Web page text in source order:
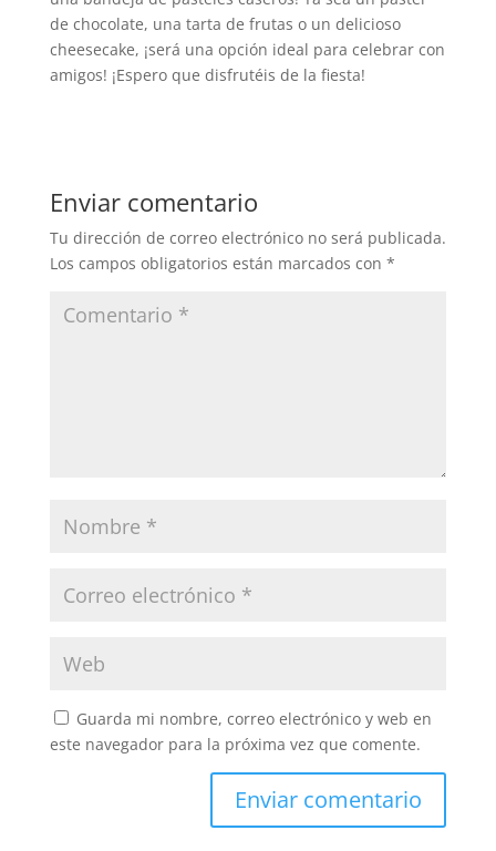
de chocolate, una tarta de frutas o un delicioso
cheesecake, ¡será una opción ideal para celebrar con
amigos! ¡Espero que disfrutéis de la fiesta!
Enviar comentario
Tu dirección de correo electrónico no será publicada.
Los campos obligatorios están marcados con *
Guarda mi nombre, correo electrónico y web en
este navegador para la próxima vez que comente.